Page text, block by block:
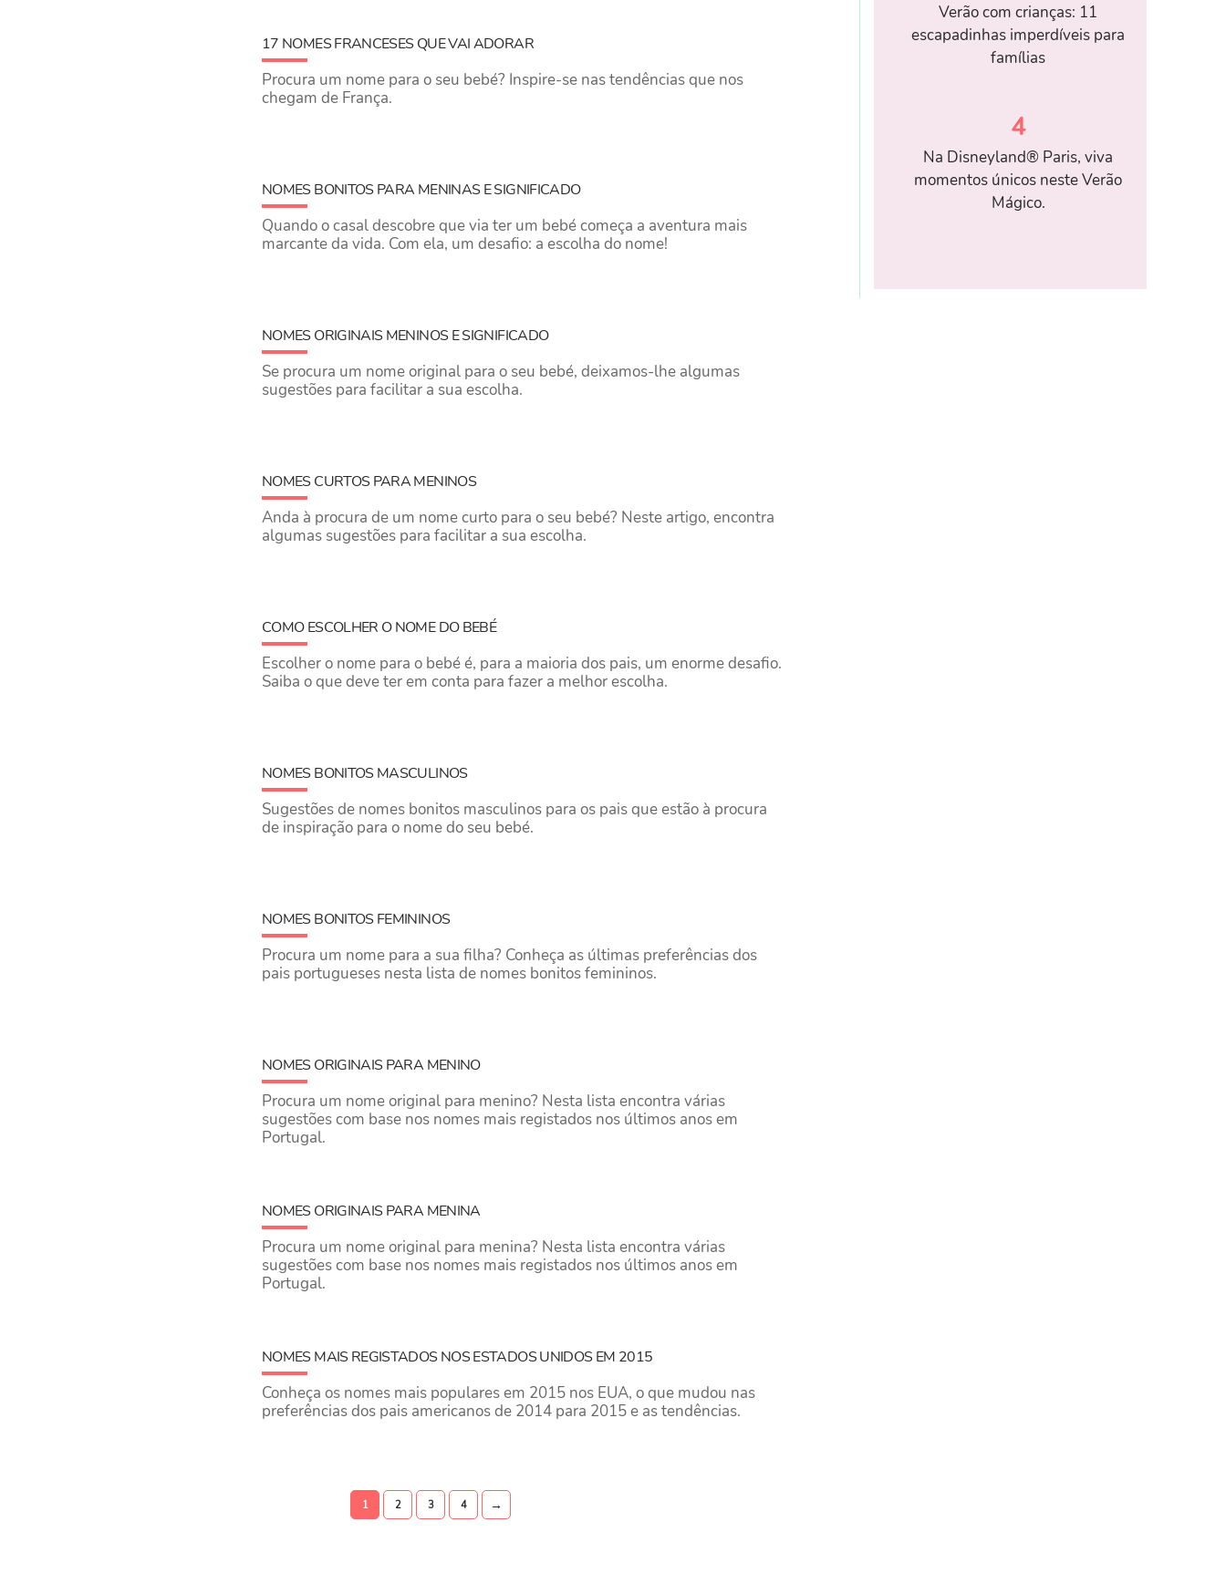
17 NOMES FRANCESES QUE VAI ADORAR
Procura um nome para o seu bebé? Inspire-se nas tendências que nos
chegam de França.
NOMES BONITOS PARA MENINAS E SIGNIFICADO
Quando o casal descobre que via ter um bebé começa a aventura mais
marcante da vida. Com ela, um desafio: a escolha do nome!
NOMES ORIGINAIS MENINOS E SIGNIFICADO
Se procura um nome original para o seu bebé, deixamos-lhe algumas
sugestões para facilitar a sua escolha.
NOMES CURTOS PARA MENINOS
Anda à procura de um nome curto para o seu bebé? Neste artigo, encontra
algumas sugestões para facilitar a sua escolha.
COMO ESCOLHER O NOME DO BEBÉ
Escolher o nome para o bebé é, para a maioria dos pais, um enorme desafio.
Saiba o que deve ter em conta para fazer a melhor escolha.
NOMES BONITOS MASCULINOS
Sugestões de nomes bonitos masculinos para os pais que estão à procura
de inspiração para o nome do seu bebé.
NOMES BONITOS FEMININOS
Procura um nome para a sua filha? Conheça as últimas preferências dos
pais portugueses nesta lista de nomes bonitos femininos.
NOMES ORIGINAIS PARA MENINO
Procura um nome original para menino? Nesta lista encontra várias
sugestões com base nos nomes mais registados nos últimos anos em
Portugal.
NOMES ORIGINAIS PARA MENINA
Procura um nome original para menina? Nesta lista encontra várias
sugestões com base nos nomes mais registados nos últimos anos em
Portugal.
NOMES MAIS REGISTADOS NOS ESTADOS UNIDOS EM 2015
Conheça os nomes mais populares em 2015 nos EUA, o que mudou nas
preferências dos pais americanos de 2014 para 2015 e as tendências.
1 2 3 4 →
Verão com crianças: 11
escapadinhas imperdíveis para
famílias
4
Na Disneyland® Paris, viva
momentos únicos neste Verão
Mágico.